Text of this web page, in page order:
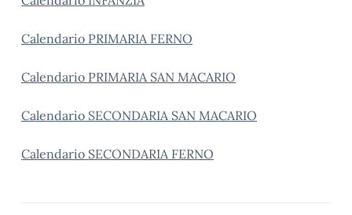
Calendario PRIMARIA FERNO
Calendario PRIMARIA SAN MACARIO
Calendario SECONDARIA SAN MACARIO
Calendario SECONDARIA FERNO